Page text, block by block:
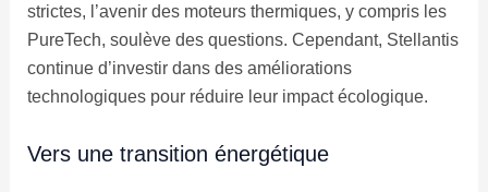
strictes, l’avenir des moteurs thermiques, y compris les
PureTech, soulève des questions. Cependant, Stellantis
continue d’investir dans des améliorations
technologiques pour réduire leur impact écologique.
Vers une transition énergétique